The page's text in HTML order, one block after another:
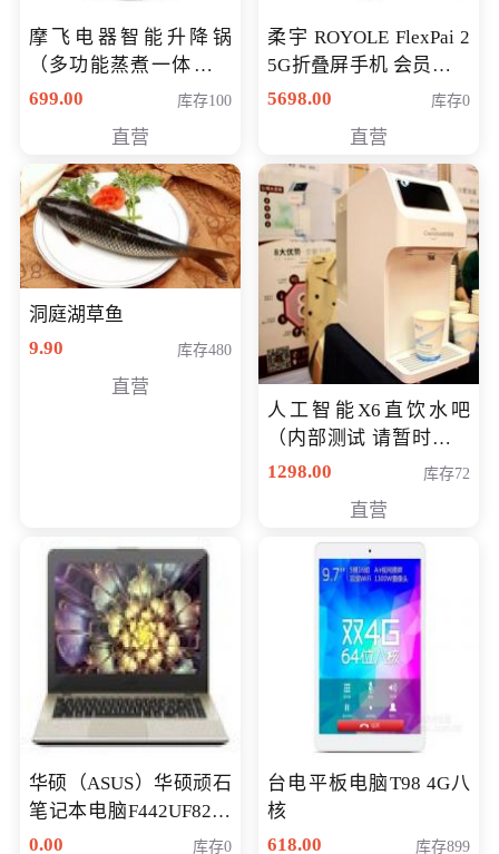
摩飞电器智能升降锅
（多功能蒸煮一体锅）
（智能升降养生锅） 会
699.00 库存100
直营
柔宇 ROYOLE FlexPai 2
5G折叠屏手机 会员专享
购买价格 4998元
5698.00 库存0
直营
洞庭湖草鱼
9.90
库存480
直营
人工智能X6直饮水吧
（内部测试 请暂时不要
购买）
1298.00 库存72
直营
华硕（ASUS）华硕顽石
笔记本电脑F442UF8250
八代独显轻薄办公商务
0.00 库存0
台电平板电脑T98 4G八
核
618.00
库存899